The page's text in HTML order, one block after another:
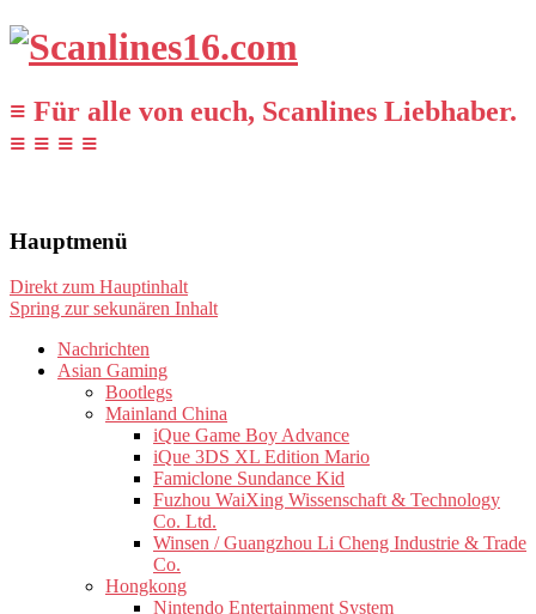
≡ Für alle von euch, Scanlines Liebhaber.
≡ ≡ ≡ ≡
Hauptmenü
Direkt zum Hauptinhalt
Spring zur sekunären Inhalt
Nachrichten
Asian Gaming
Bootlegs
Mainland China
iQue Game Boy Advance
iQue 3DS XL Edition Mario
Famiclone Sundance Kid
Fuzhou WaiXing Wissenschaft & Technology
Co. Ltd.
Winsen / Guangzhou Li Cheng Industrie & Trade
Co.
Hongkong
Nintendo Entertainment System